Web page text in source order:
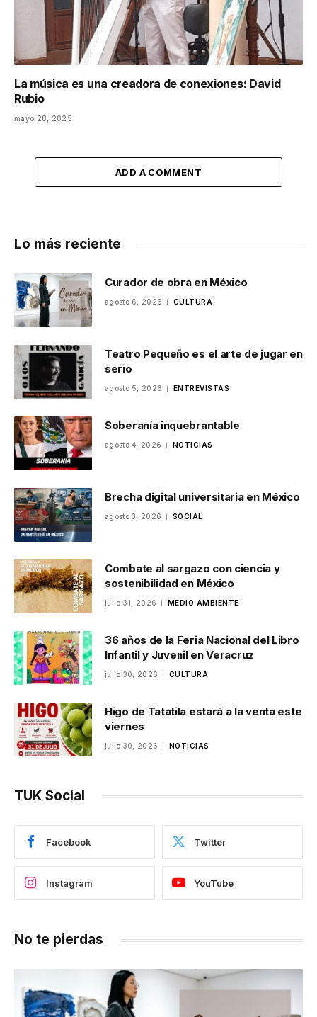
La música es una creadora de conexiones: David
Rubio
mayo 28, 2025
ADD A COMMENT
Lo más reciente
Curador de obra en México
agosto 6, 2026 CULTURA
Teatro Pequeño es el arte de jugar en
serio
agosto 5, 2026 ENTREVISTAS
Soberanía inquebrantable
agosto 4, 2026 NOTICIAS
Brecha digital universitaria en México
agosto 3, 2026 SOCIAL
Combate al sargazo con ciencia y
sostenibilidad en México
julio 31, 2026 MEDIO AMBIENTE
36 años de la Feria Nacional del Libro
Infantil y Juvenil en Veracruz
julio 30, 2026 CULTURA
Higo de Tatatila estará a la venta este
viernes
julio 30, 2026 NOTICIAS
TUK Social
Facebook Twitter
Instagram YouTube
No te pierdas